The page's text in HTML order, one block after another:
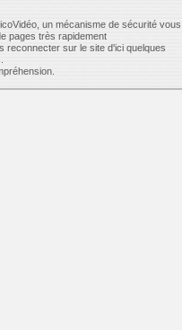
un mécanisme de sécurité vous
pages très rapidement
reconnecter sur le site d'ici quelques